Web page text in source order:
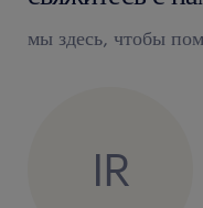
продукции
диагностика
ожидаем /
мы здесь, чтобы
IR